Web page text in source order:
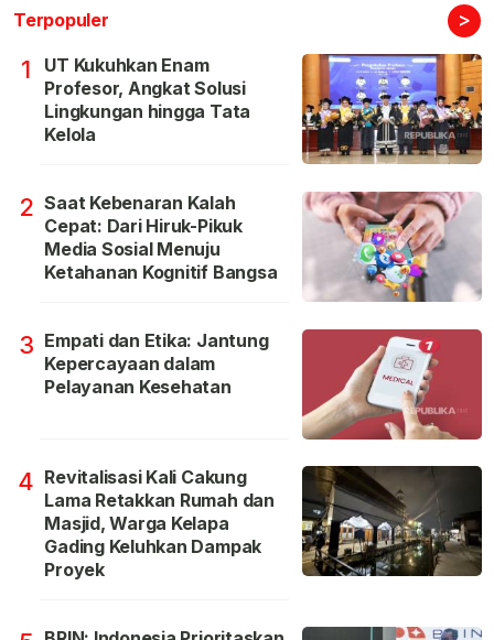
Terpopuler >
1
UT Kukuhkan Enam
Profesor, Angkat Solusi
Lingkungan hingga Tata
Kelola
2 Saat Kebenaran Kalah
Cepat: Dari Hiruk-Pikuk
Media Sosial Menuju
Ketahanan Kognitif Bangsa
3 Empati dan Etika: Jantung
Kepercayaan dalam
Pelayanan Kesehatan
4 Revitalisasi Kali Cakung
Lama Retakkan Rumah dan
Masjid, Warga Kelapa
Gading Keluhkan Dampak
Proyek